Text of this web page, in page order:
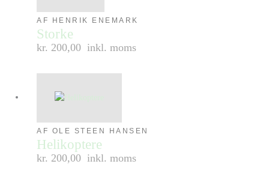
AF HENRIK ENEMARK
Storke
kr. 200,00 inkl. moms
AF OLE STEEN HANSEN
Helikoptere
kr. 200,00 inkl. moms